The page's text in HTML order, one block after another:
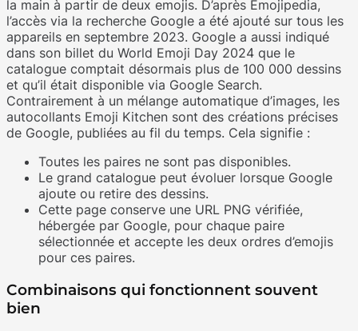
la main à partir de deux emojis. D’après Emojipedia,
l’accès via la recherche Google a été ajouté sur tous les
appareils en septembre 2023. Google a aussi indiqué
dans son billet du World Emoji Day 2024 que le
catalogue comptait désormais plus de 100 000 dessins
et qu’il était disponible via Google Search.
Contrairement à un mélange automatique d’images, les
autocollants Emoji Kitchen sont des créations précises
de Google, publiées au fil du temps. Cela signifie :
Toutes les paires ne sont pas disponibles.
Le grand catalogue peut évoluer lorsque Google
ajoute ou retire des dessins.
Cette page conserve une URL PNG vérifiée,
hébergée par Google, pour chaque paire
sélectionnée et accepte les deux ordres d’emojis
pour ces paires.
Combinaisons qui fonctionnent souvent
bien